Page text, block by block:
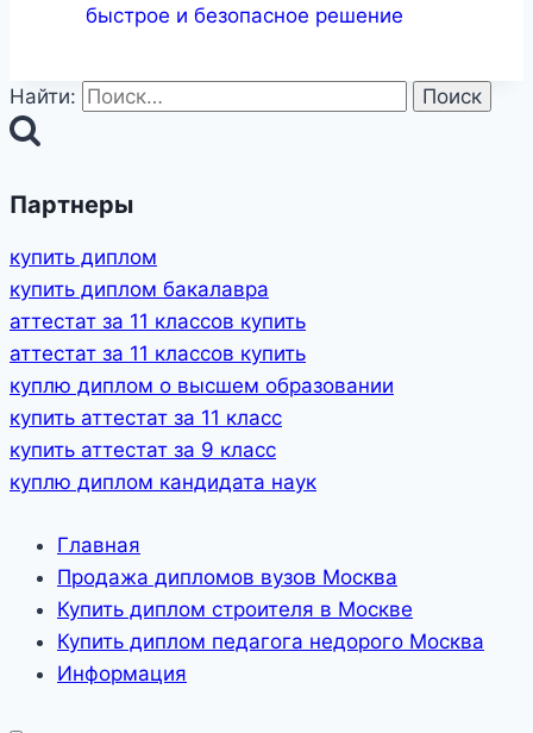
быстрое и безопасное решение
Найти:
Партнеры
купить диплом
купить диплом бакалавра
аттестат за 11 классов купить
аттестат за 11 классов купить
куплю диплом о высшем образовании
купить аттестат за 11 класс
купить аттестат за 9 класс
куплю диплом кандидата наук
Главная
Продажа дипломов вузов Москва
Купить диплом строителя в Москве
Купить диплом педагога недорого Москва
Информация